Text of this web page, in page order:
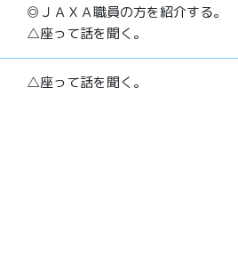
◎ＪＡＸＡ職員の方を紹介する。
△座って話を聞く。
△座って話を聞く。